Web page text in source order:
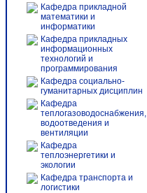
Кафедра прикладной
математики и
информатики
Кафедра прикладных
информационных
технологий и
программирования
Кафедра социально-
гуманитарных дисциплин
Кафедра
теплогазоводоснабжения,
водоотведения и
вентиляции
Кафедра
теплоэнергетики и
экологии
Кафедра транспорта и
логистики